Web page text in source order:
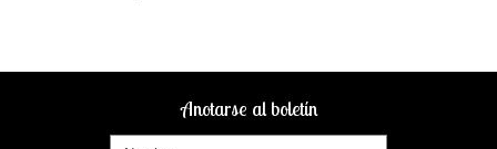
Anotarse al boletín